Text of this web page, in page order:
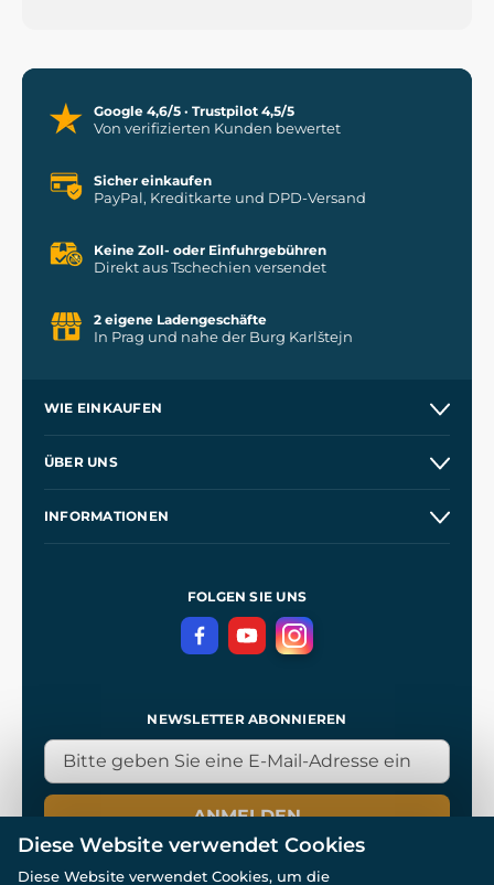
Google 4,6/5 · Trustpilot 4,5/5
Von verifizierten Kunden bewertet
Sicher einkaufen
PayPal, Kreditkarte und DPD-Versand
Keine Zoll- oder Einfuhrgebühren
Direkt aus Tschechien versendet
2 eigene Ladengeschäfte
In Prag und nahe der Burg Karlštejn
WIE EINKAUFEN
Kontakt
ÜBER UNS
INFORMATIONEN
DatenschutzerklärungFOLGEN SIE UNS
NEWSLETTER ABONNIEREN
ANMELDEN
Diese Website verwendet Cookies
Diese Website verwendet Cookies, um die